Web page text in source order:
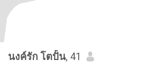
นงค์รัก โตปั้น, 41